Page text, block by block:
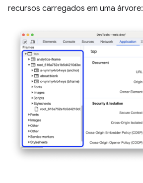
recursos carregados em uma árvore: